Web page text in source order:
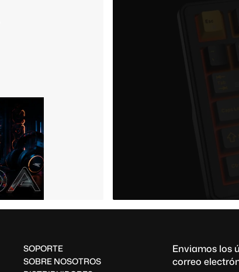
SOPORTE
SOBRE NOSOTROS
Enviamos los
correo